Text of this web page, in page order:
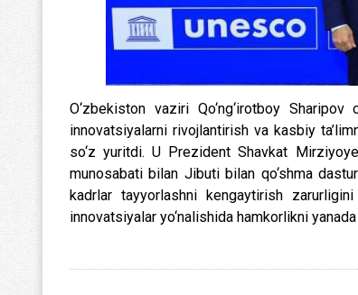
O‘zbekiston vaziri Qo‘ng‘irotboy
innovatsiyalarni rivojlantirish va kasbiy
so‘z yuritdi. U Prezident Shavkat
munosabati bilan Jibuti bilan qo‘shma
kadrlar tayyorlashni kengaytirish
innovatsiyalar yo‘nalishida hamkorlikni